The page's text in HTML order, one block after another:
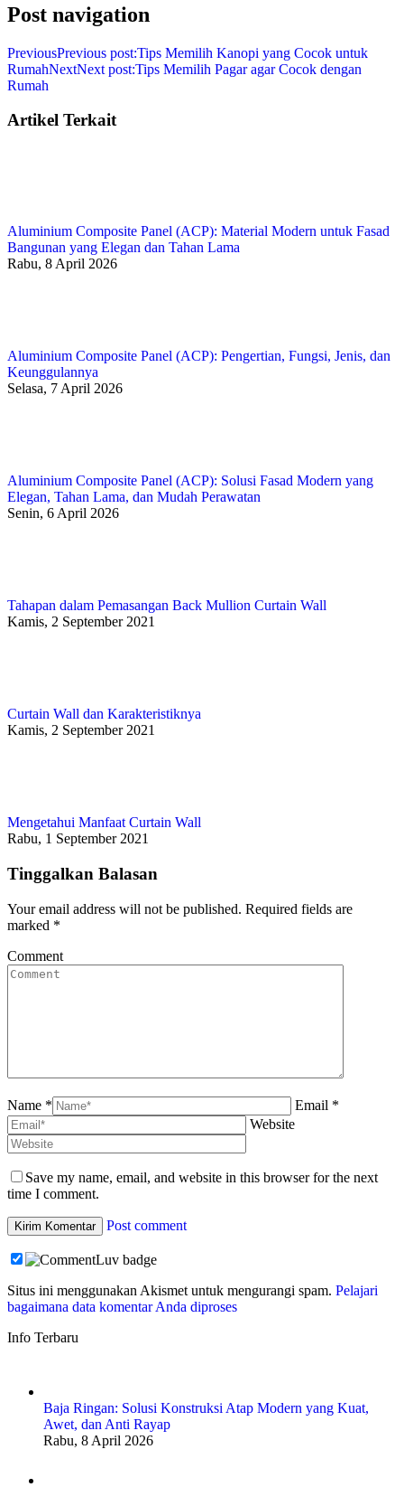
Post navigation
PreviousPrevious post:Tips Memilih Kanopi yang Cocok untuk
RumahNextNext post:Tips Memilih Pagar agar Cocok dengan
Rumah
Artikel Terkait
Aluminium Composite Panel (ACP): Material Modern untuk Fasad
Bangunan yang Elegan dan Tahan Lama
Rabu, 8 April 2026
Aluminium Composite Panel (ACP): Pengertian, Fungsi, Jenis, dan
Keunggulannya
Selasa, 7 April 2026
Aluminium Composite Panel (ACP): Solusi Fasad Modern yang
Elegan, Tahan Lama, dan Mudah Perawatan
Senin, 6 April 2026
Tahapan dalam Pemasangan Back Mullion Curtain Wall
Kamis, 2 September 2021
Curtain Wall dan Karakteristiknya
Kamis, 2 September 2021
Mengetahui Manfaat Curtain Wall
Rabu, 1 September 2021
Tinggalkan Balasan
Your email address will not be published. Required fields are
marked *
Comment
Name *
Email *
Website
Save my name, email, and website in this browser for the next
time I comment.
Post comment
Situs ini menggunakan Akismet untuk mengurangi spam. Pelajari
bagaimana data komentar Anda diproses
Info Terbaru
Baja Ringan: Solusi Konstruksi Atap Modern yang Kuat,
Awet, dan Anti Rayap
Rabu, 8 April 2026